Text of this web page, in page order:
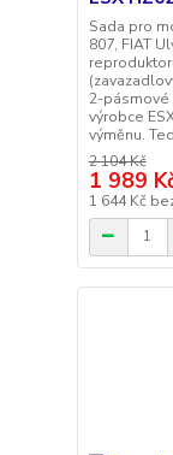
Sada pro
807, FIAT
2-pásmové
výrobce
výměnu.
2 104 Kč
1 989
1 644 Kč